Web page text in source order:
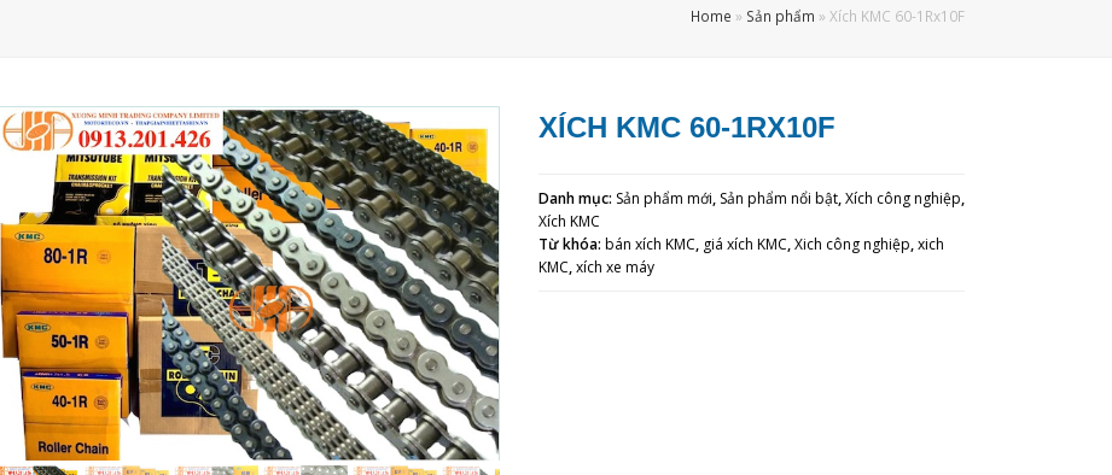
Home » Sản phẩm » Xích KMC 60-1Rx10F
XÍCH KMC 60-1RX10F
Danh mục: Sản phẩm mới, Sản phẩm nổi bật,Xích công nghiệp,
Xích KMC
Từ khóa: bán xích KMC, giá xích KMC,Xich công nghiệp,xich
KMC,xích xe máy